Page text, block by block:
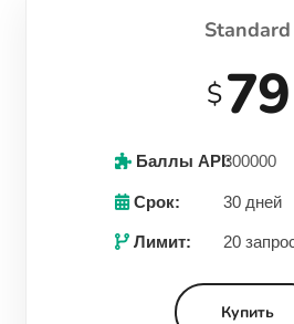
Standard
$79
Баллы API:300000
Срок: 30 дней
Лимит: 20
Купить